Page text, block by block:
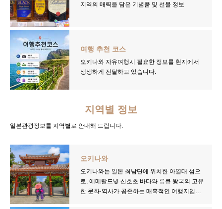
지역의 매력을 담은 기념품 및 선물 정보
여행 추천 코스
오키나와 자유여행시 필요한 정보를 현지에서
생생하게 전달하고 있습니다.
지역별 정보
일본관광정보를 지역별로 안내해 드립니다.
오키나와
오키나와는 일본 최남단에 위치한 아열대 섬으
로, 에메랄드빛 산호초 바다와 류큐 왕국의 고유
한 문화·역사가 공존하는 매혹적인 여행지입니